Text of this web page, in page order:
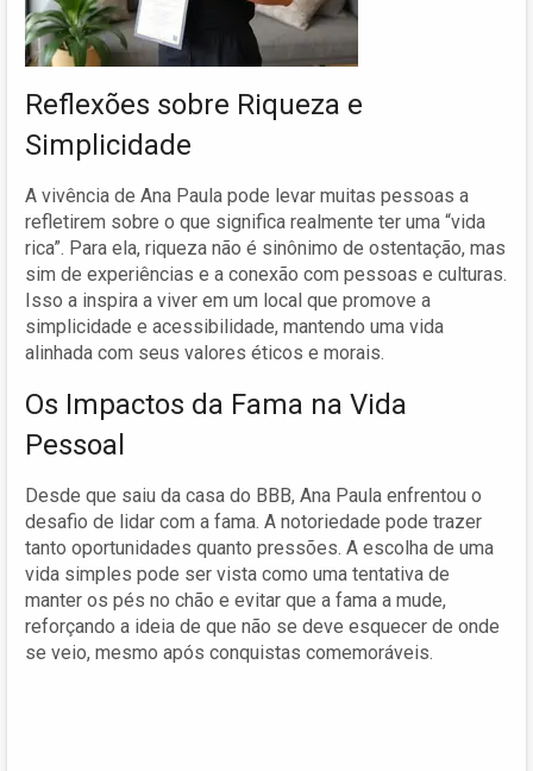
Reflexões sobre Riqueza e
Simplicidade
A vivência de Ana Paula pode levar muitas pessoas a
refletirem sobre o que significa realmente ter uma “vida
rica”. Para ela, riqueza não é sinônimo de ostentação, mas
sim de experiências e a conexão com pessoas e culturas.
Isso a inspira a viver em um local que promove a
simplicidade e acessibilidade, mantendo uma vida
alinhada com seus valores éticos e morais.
Os Impactos da Fama na Vida
Pessoal
Desde que saiu da casa do BBB, Ana Paula enfrentou o
desafio de lidar com a fama. A notoriedade pode trazer
tanto oportunidades quanto pressões. A escolha de uma
vida simples pode ser vista como uma tentativa de
manter os pés no chão e evitar que a fama a mude,
reforçando a ideia de que não se deve esquecer de onde
se veio, mesmo após conquistas comemoráveis.